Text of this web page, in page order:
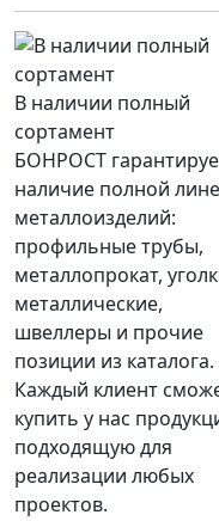
В наличии полный
сортамент
БОНРОСТ
наличие полной
металлоизделий:
профильные трубы,
металлопрокат,
металлические,
швеллеры и прочие
позиции из каталога.
Каждый клиент
купить у нас
подходящую для
реализации любых
проектов.